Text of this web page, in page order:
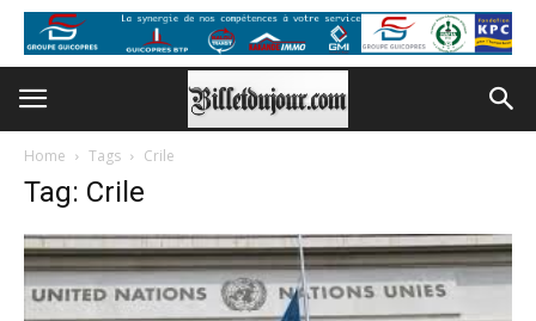
Home Tags Crile
Tag: Crile